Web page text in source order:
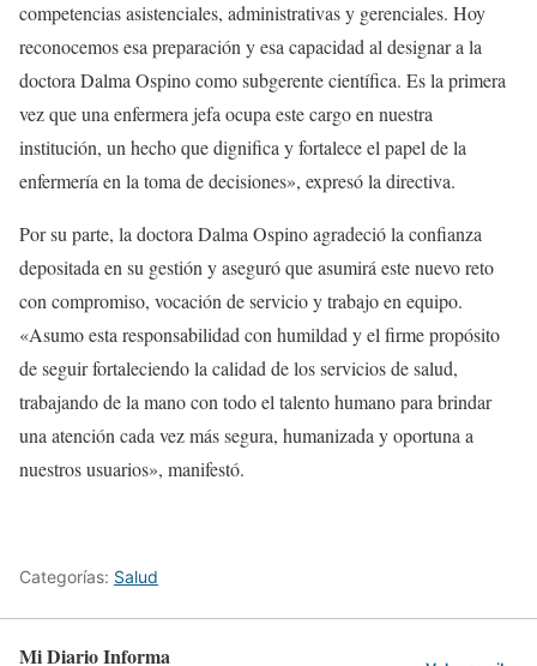
competencias asistenciales, administrativas y gerenciales. Hoy
reconocemos esa preparación y esa capacidad al designar a la
doctora Dalma Ospino como subgerente científica. Es la primera
vez que una enfermera jefa ocupa este cargo en nuestra
institución, un hecho que dignifica y fortalece el papel de la
enfermería en la toma de decisiones», expresó la directiva.
Por su parte, la doctora Dalma Ospino agradeció la confianza
depositada en su gestión y aseguró que asumirá este nuevo reto
con compromiso, vocación de servicio y trabajo en equipo.
«Asumo esta responsabilidad con humildad y el firme propósito
de seguir fortaleciendo la calidad de los servicios de salud,
trabajando de la mano con todo el talento humano para brindar
una atención cada vez más segura, humanizada y oportuna a
nuestros usuarios», manifestó.
Categorías: Salud
Mi Diario Informa